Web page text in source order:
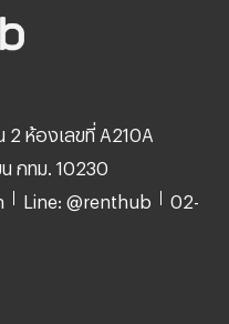
2 ห้องเลขที่ A210A
กทม. 10230
Line: @renthub 02-